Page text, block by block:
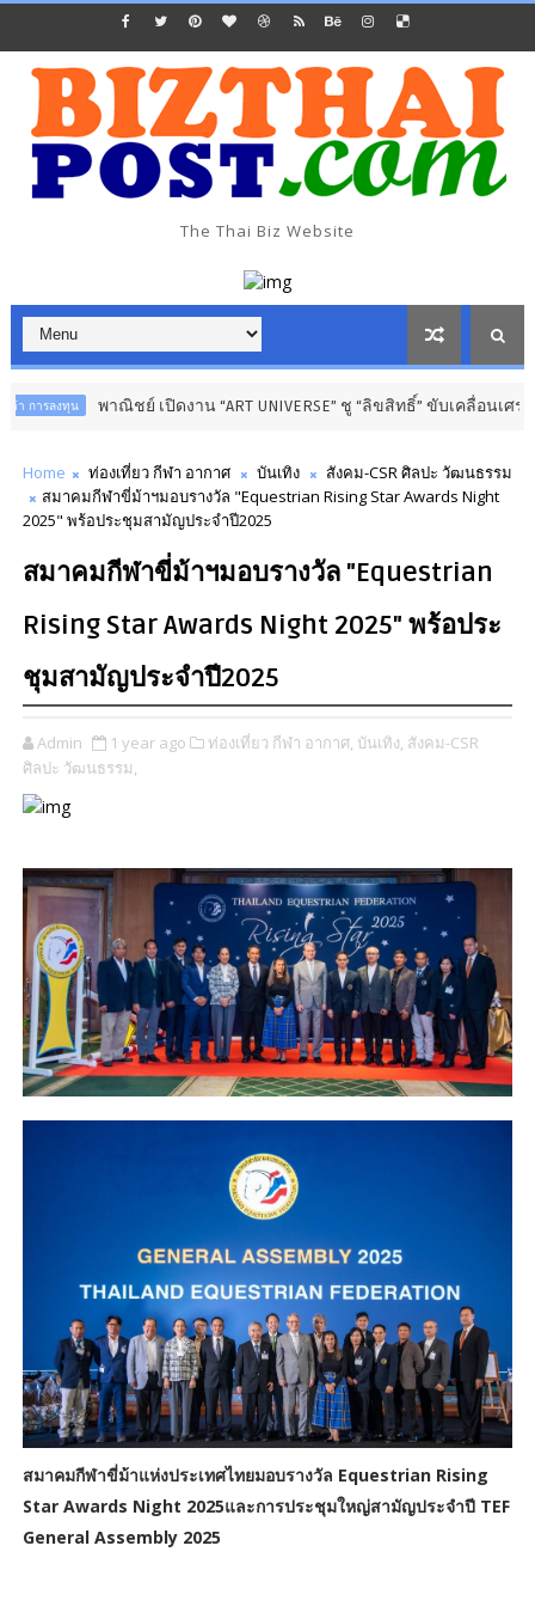
The Thai Biz Website
พาณิชย์ เปิดงาน “ART UNIVERSE” ชู “ลิขสิทธิ์” ขับเคลื่อนเศรษฐกิจสร้างส
Home ท่องเที่ยว กีฬา อากาศ บันเทิง
สังคม-CSR ศิลปะ วัฒนธรรม
สมาคมกีฬาขี่ม้าฯมอบรางวัล "Equestrian Rising Star Awards Night
2025" พร้อประชุมสามัญประจำปี2025
สมาคมกีฬาขี่ม้าฯมอบรางวัล "Equestrian
Rising Star Awards Night 2025" พร้อประ
ชุมสามัญประจำปี2025
Admin 1 year ago ท่องเที่ยว กีฬา อากาศ, บันเทิง, สังคม-CSR
ศิลปะ วัฒนธรรม,
สมาคมกีฬาขี่ม้าแห่งประเทศไทยมอบรางวัล Equestrian Rising
Star Awards Night 2025​และการประชุมใหญ่สามัญประจำปี TEF
General Assembly 2025